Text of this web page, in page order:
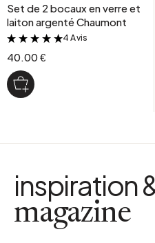
Set de 2 bocaux en verre et
laiton argenté Chaumont
&
4 Avis
40.00 €
inspiration
magazine